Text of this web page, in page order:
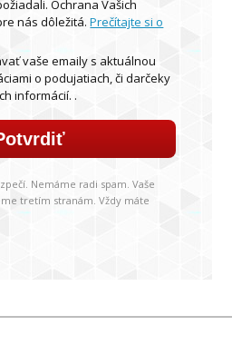
Ochrana Vašich
nás dôležitá.Prečítajte si o
vaše emaily s aktuálnou
o podujatiach, či darčeky
informácií. .
Nemáme radi spam. Vaše
tretím stranám. Vždy máte